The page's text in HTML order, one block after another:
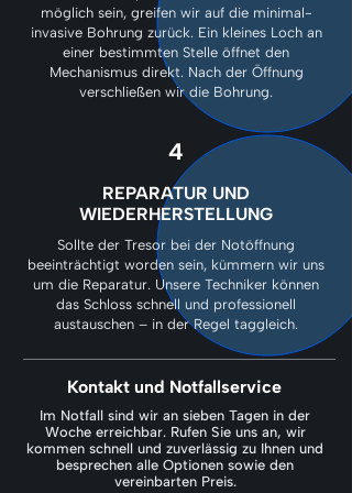
möglich sein, greifen wir auf die minimal-
invasive Bohrung zurück. Ein kleines Loch an
einer bestimmten Stelle öffnet den
Mechanismus direkt. Nach der Öffnung
verschließen wir die Bohrung.
4
REPARATUR UND
WIEDERHERSTELLUNG
Sollte der Tresor bei der Notöffnung
beeinträchtigt worden sein, kümmern wir uns
um die Reparatur. Unsere Techniker können
das Schloss schnell und professionell
austauschen – in der Regel taggleich.
Kontakt und Notfallservice
Im Notfall sind wir an sieben Tagen in der
Woche erreichbar. Rufen Sie uns an, wir
kommen schnell und zuverlässig zu Ihnen und
besprechen alle Optionen sowie den
vereinbarten Preis.